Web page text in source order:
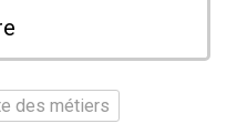
des métiers